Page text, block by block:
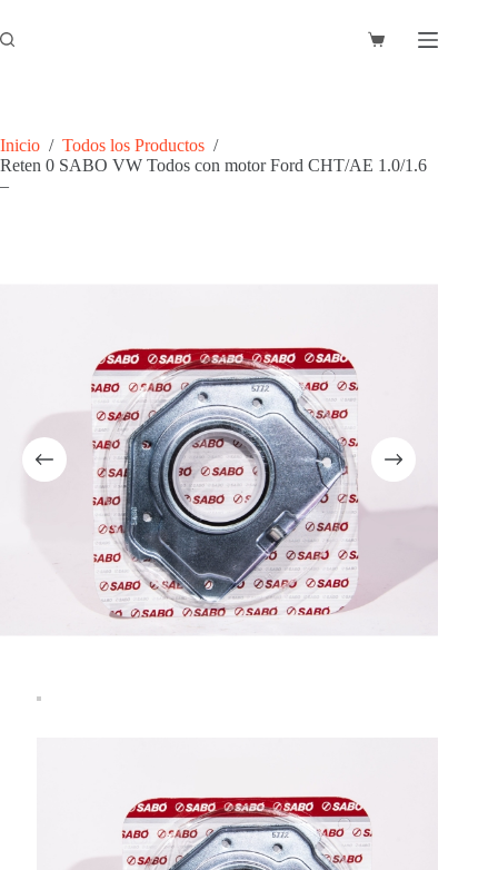
al
contenido
Carro
Inicio / Todos los Productos /
Reten 0 SABO VW Todos con motor Ford CHT/AE 1.0/1.6
–